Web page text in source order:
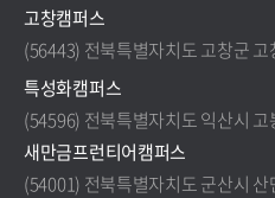
고창캠퍼스
(56443) 전북특별자치도 고창군
특성화캠퍼스
(54596) 전북특별자치도 익산시
새만금프런티어캠퍼스
(54001) 전북특별자치도 군산시